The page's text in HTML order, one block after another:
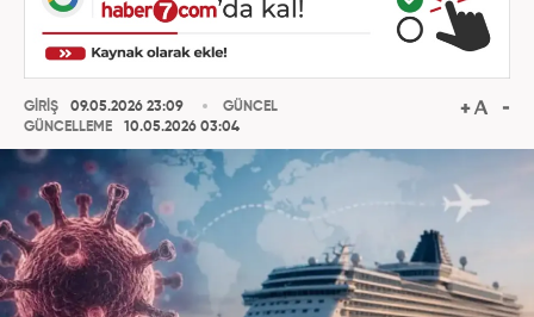
GİRİŞ
09.05.2026 23:09
GÜNCELLEME
10.05.2026 03:04
GÜNCEL